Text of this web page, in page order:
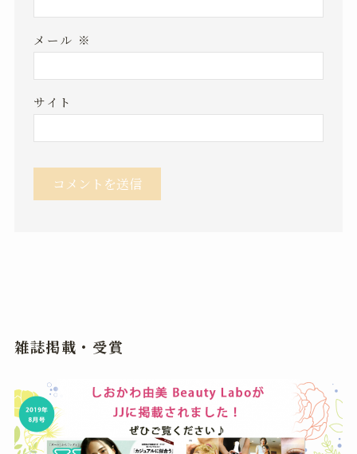
メール ※
サイト
雑誌掲載・受賞